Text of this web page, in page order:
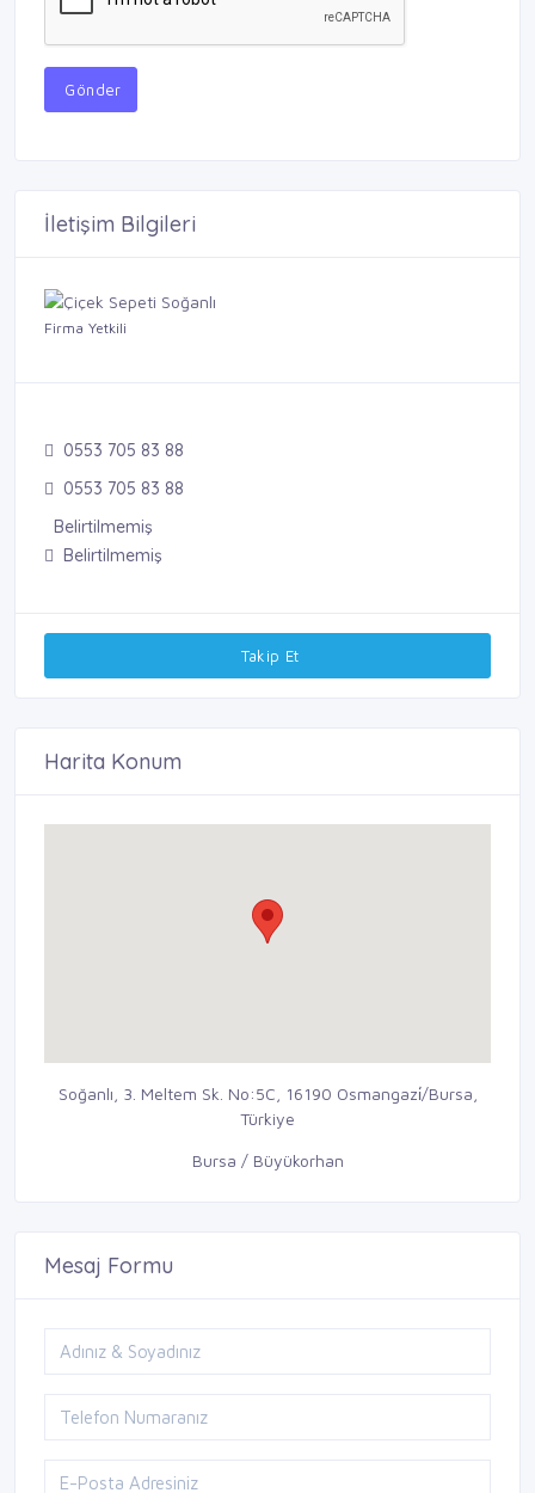
Gönder
İletişim Bilgileri
Firma Yetkili
0553 705 83 88
0553 705 83 88
Belirtilmemiş
Belirtilmemiş
Takip Et
Harita Konum
Soğanlı, 3. Meltem Sk. No:5C, 16190 Osmangazi̇/Bursa,
Türkiye
Bursa / Büyükorhan
Mesaj Formu